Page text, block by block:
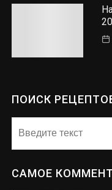
ПОИСК
САМОЕ